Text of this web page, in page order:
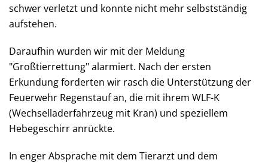
schwer verletzt und konnte nicht mehr selbstständig
aufstehen.
Daraufhin wurden wir mit der Meldung
"Großtierrettung" alarmiert. Nach der ersten
Erkundung forderten wir rasch die Unterstützung der
Feuerwehr Regenstauf an, die mit ihrem WLF-K
(Wechselladerfahrzeug mit Kran) und speziellem
Hebegeschirr anrückte.
In enger Absprache mit dem Tierarzt und dem